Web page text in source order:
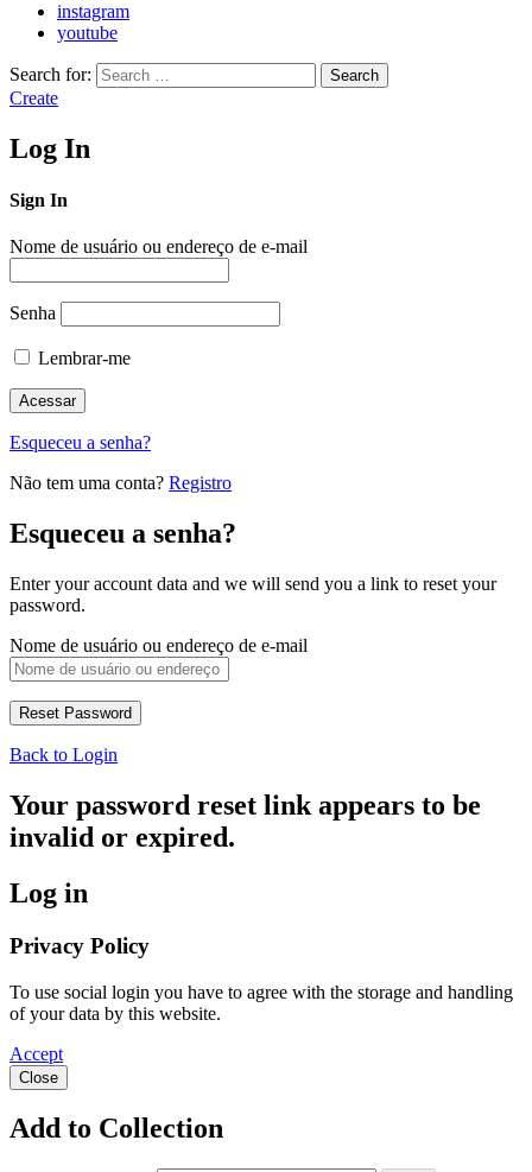
instagram
youtube
Search for: Search
Create
Log In
Sign In
Nome de usuário ou endereço de e-mail
Senha
Lembrar-me
Esqueceu a senha?
Não tem uma conta? Registro
Esqueceu a senha?
Enter your account data and we will send you a link to reset your
password.
Nome de usuário ou endereço de e-mail
Back to Login
Your password reset link appears to be
invalid or expired.
Log in
Privacy Policy
To use social login you have to agree with the storage and handling
of your data by this website.
Accept
Close
Add to Collection